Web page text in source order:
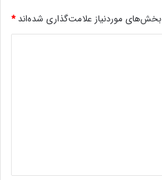
بخش‌های موردنیاز علامت‌گذاری شده‌اند*